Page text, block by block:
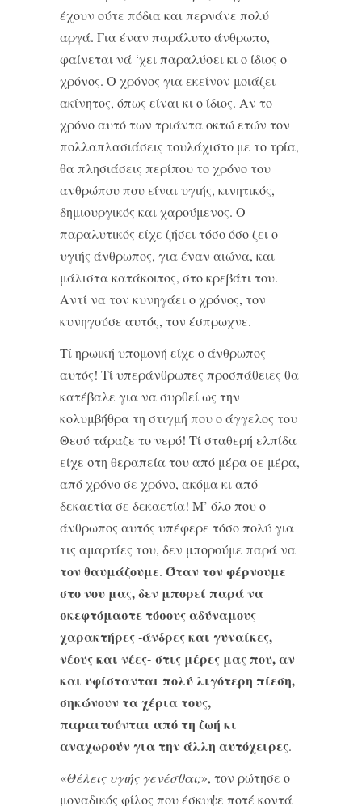
έχουν ούτε πόδια και περνάνε πολύ
αργά. Για έναν παράλυτο άνθρωπο,
φαίνεται νά ‘χει παραλύσει κι ο ίδιος ο
χρόνος. Ο χρόνος για εκείνον μοιάζει
ακίνητος, όπως είναι κι ο ίδιος. Αν το
χρόνο αυτό των τριάντα οκτώ ετών τον
πολλαπλασιάσεις τουλάχιστο με το τρία,
θα πλησιάσεις περίπου το χρόνο του
ανθρώπου που είναι υγιής, κινητικός,
δημιουργικός και χαρούμενος. Ο
παραλυτικός είχε ζήσει τόσο όσο ζει ο
υγιής άνθρωπος, για έναν αιώνα, και
μάλιστα κατάκοιτος, στο κρεβάτι του.
Αντί να τον κυνηγάει ο χρόνος, τον
κυνηγούσε αυτός, τον έσπρωχνε.
Τί ηρωική υπομονή είχε ο άνθρωπος
αυτός! Τί υπεράνθρωπες προσπάθειες θα
κατέβαλε για να συρθεί ως την
κολυμβήθρα τη στιγμή που ο άγγελος του
Θεού τάραζε το νερό! Τί σταθερή ελπίδα
είχε στη θεραπεία του από μέρα σε μέρα,
από χρόνο σε χρόνο, ακόμα κι από
δεκαετία σε δεκαετία! Μ’ όλο που ο
άνθρωπος αυτός υπέφερε τόσο πολύ για
τις αμαρτίες του, δεν μπορούμε παρά να
τον θαυμάζουμε. Όταν τον φέρνουμε
στο νου μας, δεν μπορεί παρά να
σκεφτόμαστε τόσους αδύναμους
χαρακτήρες -άνδρες και γυναίκες,
νέους και νέες- στις μέρες μας που, αν
και υφίστανται πολύ λιγότερη πίεση,
σηκώνουν τα χέρια τους,
παραιτούνται από τη ζωή κι
αναχωρούν για την άλλη αυτόχειρες.
«Θέλεις υγιής γενέσθαι;», τον ρώτησε ο
μοναδικός φίλος που έσκυψε ποτέ κοντά